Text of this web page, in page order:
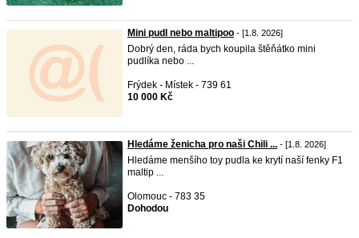
Mini pudl nebo maltipoo - [1.8. 2026]
Dobrý den, ráda bych koupila štěňátko mini
pudlíka nebo ...
Frýdek - Místek - 739 61
10 000 Kč
Hledáme ženicha pro naši Chili ... - [1.8. 2026]
Hledáme menšího toy pudla ke krytí naší fenky F1
maltip ...
Olomouc - 783 35
Dohodou